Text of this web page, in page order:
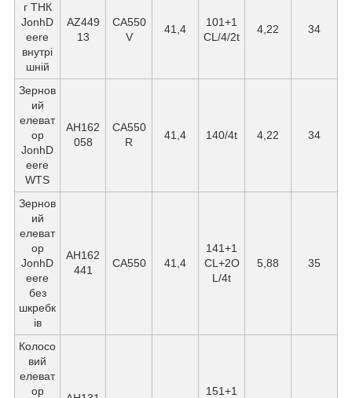
г ТНК
JonhD
eere
внутрі
шній
AZ449
13
СА550
V
41,4
101+1
CL/4/2t
4,22 34
Зернов
ий
елеват
ор
JonhD
eere
WTS
AH162
058
CA550
R
41,4 140/4t 4,22 34
Зернов
ий
елеват
ор
JonhD
eere
без
шкребк
ів
AH162
441
СА550 41,4
141+1
CL+2O
L/4t
5,88 35
Колосо
вий
елеват
ор
151+1